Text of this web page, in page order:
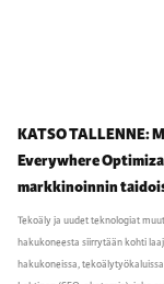
KATSO TALLENNE:
Everywhere
markkinoinnin
Tekoäly ja uudet teknologiat
hakukoneesta siirrytään kohti
hakukoneissa,